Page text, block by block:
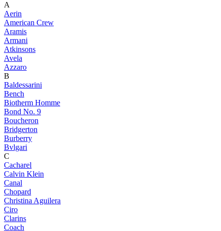
A
Aerin
American Crew
Aramis
Armani
Atkinsons
Avela
Azzaro
B
Baldessarini
Bench
Biotherm Homme
Bond No. 9
Boucheron
Bridgerton
Burberry
Bvlgari
C
Cacharel
Calvin Klein
Canal
Chopard
Christina Aguilera
Ciro
Clarins
Coach